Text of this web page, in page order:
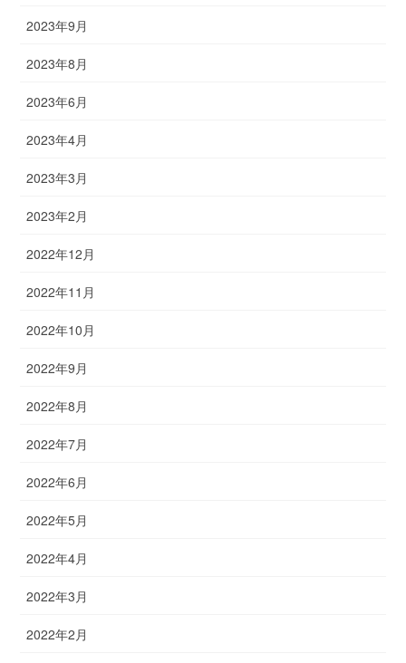
2023年9月
2023年8月
2023年6月
2023年4月
2023年3月
2023年2月
2022年12月
2022年11月
2022年10月
2022年9月
2022年8月
2022年7月
2022年6月
2022年5月
2022年4月
2022年3月
2022年2月